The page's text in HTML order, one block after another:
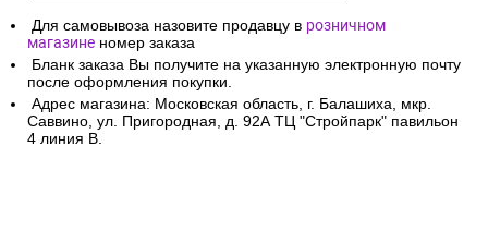
Для самовывоза назовите продавцу в розничном
магазине номер заказа
Бланк заказа Вы получите на указанную электронную почту
после оформления покупки.
Адрес магазина: Московская область, г. Балашиха, мкр.
Саввино, ул. Пригородная, д. 92А ТЦ "Стройпарк" павильон
4 линия В.